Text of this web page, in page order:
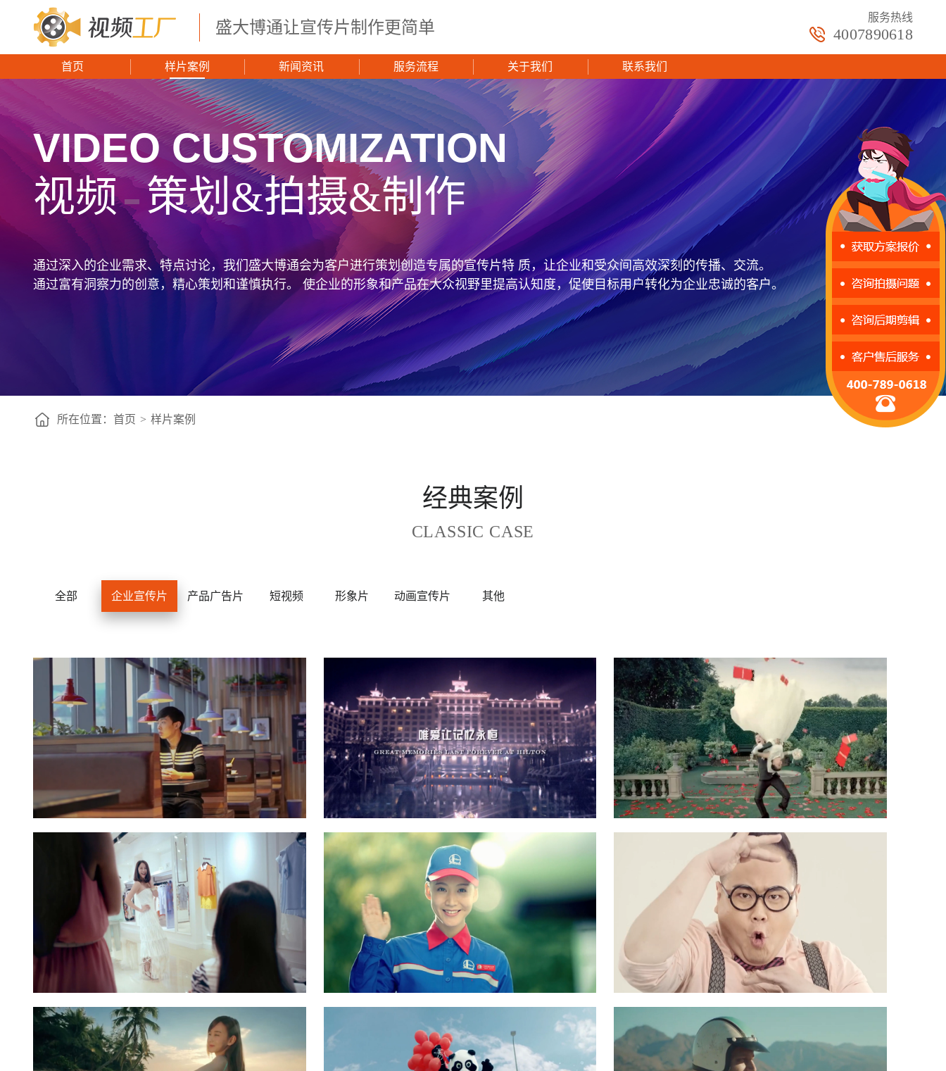
盛大博通让宣传片制作更简单
服务热线
4007890618
首页 样片案例 新闻资讯 服务流程 关于我们 联系我们
VIDEO CUSTOMIZATION
视频 策划&拍摄&制作
通过深入的企业需求、特点讨论，我们盛大博通会为客户进行策划创造专属的宣传片特 质，让企业和受众间高效深刻的传播、交流。
通过富有洞察力的创意，精心策划和谨慎执行。 使企业的形象和产品在大众视野里提高认知度，促使目标用户转化为企业忠诚的客户。
所在位置： 首页 > 样片案例
经典案例
CLASSIC CASE
全部 企业宣传片 产品广告片 短视频 形象片 动画宣传片 其他
鱼厂 - 一家有味道的鱼
一家餐厅做的宣传片，将饮食与爱情结合，字里
行间，即是鱼的味道，也是爱情的味道。
点击查看》
Hilton - 海口希尔顿酒店宣传片
点击查看》
去年天猫的“双十一狂欢”办得像在过大年。倒抱
新娘拿裙摆接红包、男人化着大浓妆……笑点轻
松get的同时，也没忘记勾引你的钱包。
点击查看》
中国移动 - M811
中国石化 - 绿动中国篇
让我们携手同行，绿动美丽中国
Populele - I'm Fun And You
跟上一个产品宣传片到底是不是一家的，我至今
没有弄清楚。